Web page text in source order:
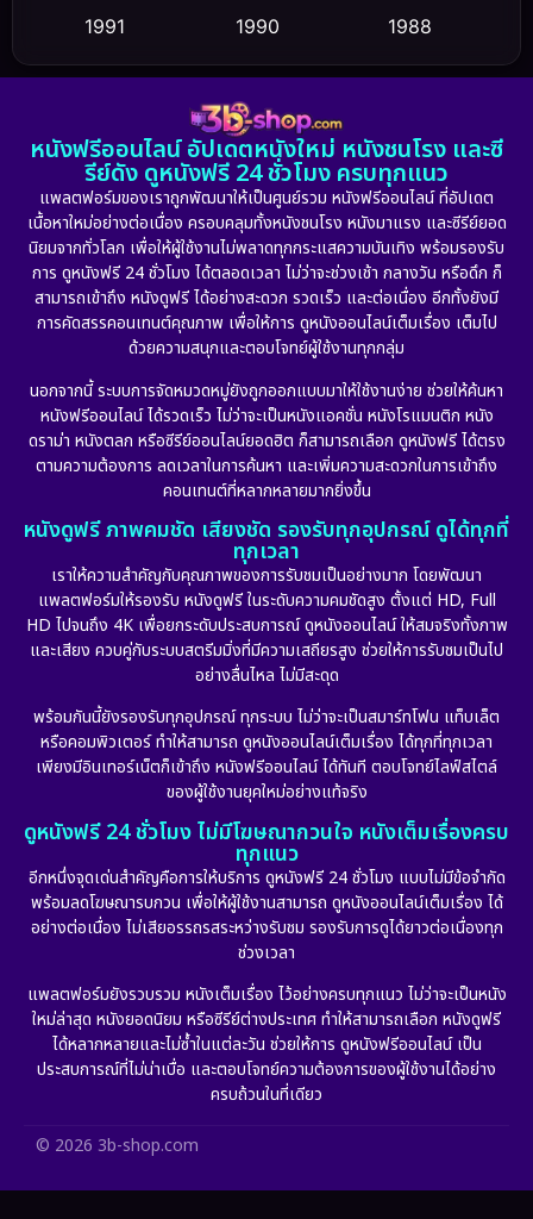
Dance เต้น
Detective สืบสวน (5)
Detective สืบสวน (56)
Disaster (11)
Disney+ (24)
Drama ดราม่า (914)
Dystopian (17)
Emotional (101)
Epic มหากาพย์ (17)
Erotic (18)
Fantasy จินตนาการ (269)
Film
Gothic (6)
HBO GO (11)
HBO Max (2)
Healing
Heist (7)
1991
1990
1988
1986
1985
1983
1981
1974
1971 1962
หนังฟรีออนไลน์ อัปเดตหนังใหม่ หนังชนโรง และซี
รีย์ดัง ดูหนังฟรี 24 ชั่วโมง ครบทุกแนว
แพลตฟอร์มของเราถูกพัฒนาให้เป็นศูนย์รวม หนังฟรีออนไลน์ ที่อัปเดต
เนื้อหาใหม่อย่างต่อเนื่อง ครอบคลุมทั้งหนังชนโรง หนังมาแรง และซีรีย์ยอด
นิยมจากทั่วโลก เพื่อให้ผู้ใช้งานไม่พลาดทุกกระแสความบันเทิง พร้อมรองรับ
การ ดูหนังฟรี 24 ชั่วโมง ได้ตลอดเวลา ไม่ว่าจะช่วงเช้า กลางวัน หรือดึก ก็
สามารถเข้าถึง หนังดูฟรี ได้อย่างสะดวก รวดเร็ว และต่อเนื่อง อีกทั้งยังมี
การคัดสรรคอนเทนต์คุณภาพ เพื่อให้การ ดูหนังออนไลน์เต็มเรื่อง เต็มไป
ด้วยความสนุกและตอบโจทย์ผู้ใช้งานทุกกลุ่ม
นอกจากนี้ ระบบการจัดหมวดหมู่ยังถูกออกแบบมาให้ใช้งานง่าย ช่วยให้ค้นหา
หนังฟรีออนไลน์ ได้รวดเร็ว ไม่ว่าจะเป็นหนังแอคชั่น หนังโรแมนติก หนัง
ดราม่า หนังตลก หรือซีรีย์ออนไลน์ยอดฮิต ก็สามารถเลือก ดูหนังฟรี ได้ตรง
ตามความต้องการ ลดเวลาในการค้นหา และเพิ่มความสะดวกในการเข้าถึง
คอนเทนต์ที่หลากหลายมากยิ่งขึ้น
หนังดูฟรี ภาพคมชัด เสียงชัด รองรับทุกอุปกรณ์ ดูได้ทุกที่
ทุกเวลา
เราให้ความสำคัญกับคุณภาพของการรับชมเป็นอย่างมาก โดยพัฒนา
แพลตฟอร์มให้รองรับ หนังดูฟรี ในระดับความคมชัดสูง ตั้งแต่ HD, Full
HD ไปจนถึง 4K เพื่อยกระดับประสบการณ์ ดูหนังออนไลน์ ให้สมจริงทั้งภาพ
และเสียง ควบคู่กับระบบสตรีมมิ่งที่มีความเสถียรสูง ช่วยให้การรับชมเป็นไป
อย่างลื่นไหล ไม่มีสะดุด
พร้อมกันนี้ยังรองรับทุกอุปกรณ์ ทุกระบบ ไม่ว่าจะเป็นสมาร์ทโฟน แท็บเล็ต
หรือคอมพิวเตอร์ ทำให้สามารถ ดูหนังออนไลน์เต็มเรื่อง ได้ทุกที่ทุกเวลา
เพียงมีอินเทอร์เน็ตก็เข้าถึง หนังฟรีออนไลน์ ได้ทันที ตอบโจทย์ไลฟ์สไตล์
ของผู้ใช้งานยุคใหม่อย่างแท้จริง
ดูหนังฟรี 24 ชั่วโมง ไม่มีโฆษณากวนใจ หนังเต็มเรื่องครบ
ทุกแนว
อีกหนึ่งจุดเด่นสำคัญคือการให้บริการ ดูหนังฟรี 24 ชั่วโมง แบบไม่มีข้อจำกัด
พร้อมลดโฆษณารบกวน เพื่อให้ผู้ใช้งานสามารถ ดูหนังออนไลน์เต็มเรื่อง ได้
อย่างต่อเนื่อง ไม่เสียอรรถรสระหว่างรับชม รองรับการดูได้ยาวต่อเนื่องทุก
ช่วงเวลา
แพลตฟอร์มยังรวบรวม หนังเต็มเรื่อง ไว้อย่างครบทุกแนว ไม่ว่าจะเป็นหนัง
ใหม่ล่าสุด หนังยอดนิยม หรือซีรีย์ต่างประเทศ ทำให้สามารถเลือก หนังดูฟรี
ได้หลากหลายและไม่ซ้ำในแต่ละวัน ช่วยให้การ ดูหนังฟรีออนไลน์ เป็น
ประสบการณ์ที่ไม่น่าเบื่อ และตอบโจทย์ความต้องการของผู้ใช้งานได้อย่าง
ครบถ้วนในที่เดียว
© 2026 3b-shop.com